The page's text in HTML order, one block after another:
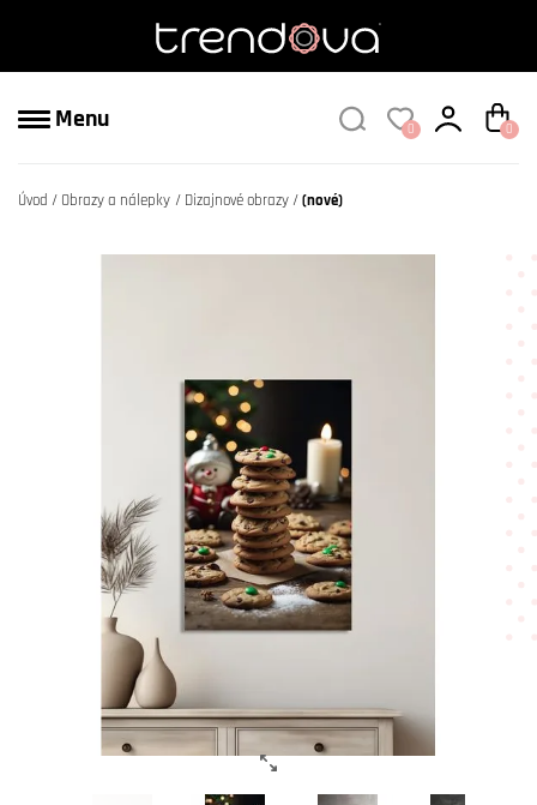
Menu 0 0
Úvod Obrazy a nálepky Dizajnové obrazy (nové)